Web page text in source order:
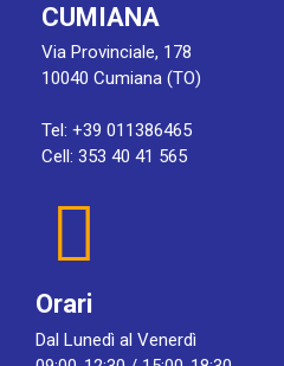
CUMIANA
Via Provinciale, 178
10040 Cumiana (TO)
Tel: +39 011386465
Cell: 353 40 41 565
Orari
Dal Lunedì al Venerdì